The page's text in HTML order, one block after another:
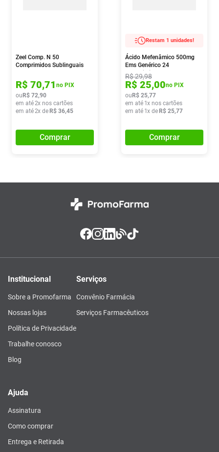
Zeel Comp. N 50
Comprimidos Sublinguais
R$ 70,71 no PIX
ou R$ 72,90
em até2x nos cartões
em até2x de R$ 36,45
Comprar
Restam 1 unidades!
Ácido Mefenâmico 500mg
Ems Genérico 24
Comprimidos
R$29,98
R$ 25,00no PIX
ou R$ 25,77
em até 1x nos cartões
em até 1x de R$ 25,77
Comprar
Institucional
Sobre a Promofarma
Nossas lojas
Política de Privacidade
Trabalhe conosco
Blog
Serviços
Convênio Farmácia
Serviços Farmacêuticos
Ajuda
Assinatura
Como comprar
Entrega e Retirada